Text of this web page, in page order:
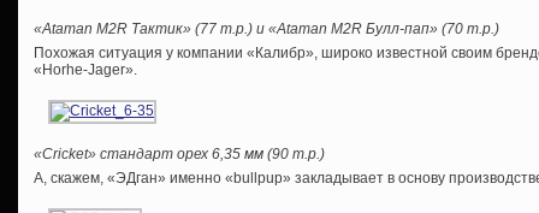
«Ataman M2R Тактик» (77 т.р.) и «Ataman M2R Булл-пап» (70 т.р.)
Похожая ситуация у компании «Калибр», широко известной своим
«Horhe-Jager».
«Cricket» стандарт орех 6,35 мм (90 т.р.)
А, скажем, «ЭДган» именно «bullpup» закладывает в основу